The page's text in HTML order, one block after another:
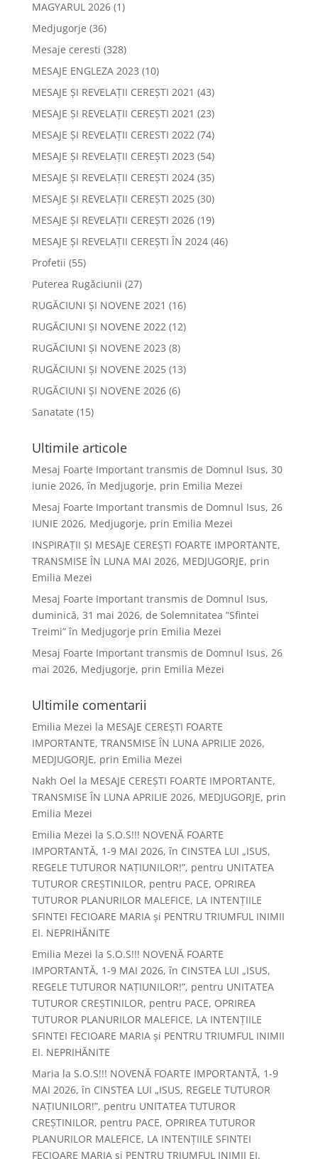
MAGYARUL 2026(1)
Medjugorje (36)
Mesaje ceresti (328)
MESAJE ENGLEZA 2023 (10)
MESAJE ȘI REVELAȚII CEREȘTI 2021 (43)
MESAJE ȘI REVELAȚII CEREȘTI 2021 (23)
MESAJE ȘI REVELAȚII CERESTI 2022(74)
MESAJE ȘI REVELAȚII CEREȘTI 2023 (54)
MESAJE ȘI REVELAȚII CEREȘTI 2024(35)
MESAJE ȘI REVELAȚII CEREȘTI 2025(30)
MESAJE ȘI REVELAȚII CEREȘTI 2026(19)
MESAJE ȘI REVELAȚII CEREȘTI ÎN 2024(46)
Profetii (55)
Puterea Rugăciunii (27)
RUGĂCIUNI ȘI NOVENE 2021 (16)
RUGĂCIUNI ȘI NOVENE 2022(12)
RUGĂCIUNI ȘI NOVENE 2023 (8)
RUGĂCIUNI ȘI NOVENE 2025(13)
RUGĂCIUNI ȘI NOVENE 2026(6)
Sanatate (15)
Ultimile articole
Mesaj Foarte Important transmis de Domnul Isus, 30
iunie 2026, în Medjugorje, prin Emilia Mezei
Mesaj Foarte Important transmis de Domnul Isus, 26
IUNIE 2026, Medjugorje, prin Emilia Mezei
INSPIRAȚII ȘI MESAJE CEREȘTI FOARTE IMPORTANTE,
TRANSMISE ÎN LUNA MAI 2026, MEDJUGORJE, prin
Emilia Mezei
Mesaj Foarte Important transmis de Domnul Isus,
duminică, 31 mai 2026, de Solemnitatea ”Sfintei
Treimi” în Medjugorje prin Emilia Mezei
Mesaj Foarte Important transmis de Domnul Isus, 26
mai 2026, Medjugorje, prin Emilia Mezei
Ultimile comentarii
Emilia Mezei la MESAJE CEREȘTI FOARTE
IMPORTANTE, TRANSMISE ÎN LUNA APRILIE 2026,
MEDJUGORJE, prin Emilia Mezei
Nakh Oel la MESAJE CEREȘTI FOARTE IMPORTANTE,
TRANSMISE ÎN LUNA APRILIE 2026, MEDJUGORJE, prin
Emilia Mezei
Emilia Mezei la S.O.S!!! NOVENĂ FOARTE
IMPORTANTĂ, 1-9 MAI 2026, în CINSTEA LUI „ISUS,
REGELE TUTUROR NAȚIUNILOR!”, pentru UNITATEA
TUTUROR CREȘTINILOR, pentru PACE, OPRIREA
TUTUROR PLANURILOR MALEFICE, LA INTENȚIILE
SFINTEI FECIOARE MARIA și PENTRU TRIUMFUL INIMII
EI. NEPRIHĂNITE
Emilia Mezei la S.O.S!!! NOVENĂ FOARTE
IMPORTANTĂ, 1-9 MAI 2026, în CINSTEA LUI „ISUS,
REGELE TUTUROR NAȚIUNILOR!”, pentru UNITATEA
TUTUROR CREȘTINILOR, pentru PACE, OPRIREA
TUTUROR PLANURILOR MALEFICE, LA INTENȚIILE
SFINTEI FECIOARE MARIA și PENTRU TRIUMFUL INIMII
EI. NEPRIHĂNITE
Maria la S.O.S!!! NOVENĂ FOARTE IMPORTANTĂ, 1-9
MAI 2026, în CINSTEA LUI „ISUS, REGELE TUTUROR
NAȚIUNILOR!”, pentru UNITATEA TUTUROR
CREȘTINILOR, pentru PACE, OPRIREA TUTUROR
PLANURILOR MALEFICE, LA INTENȚIILE SFINTEI
FECIOARE MARIA și PENTRU TRIUMFUL INIMII EI.